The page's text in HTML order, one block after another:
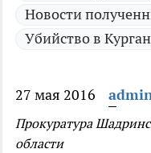
Новости
Убийство в
27 мая 2016
Прокуратура
области